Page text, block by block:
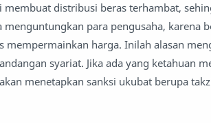
distribusi beras terhambat,
para pengusaha, karena
harga. Inilah alasan
syariat. Jika ada yang ketahuan
menetapkan sanksi ukubat berupa